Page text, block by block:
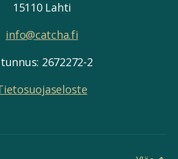
15110 Lahti
info@catcha.fi
2672272-2